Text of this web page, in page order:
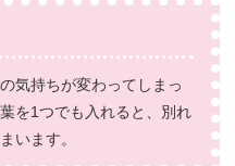
気持ちが変わってしまっ
を1つでも入れると、別れ
います。